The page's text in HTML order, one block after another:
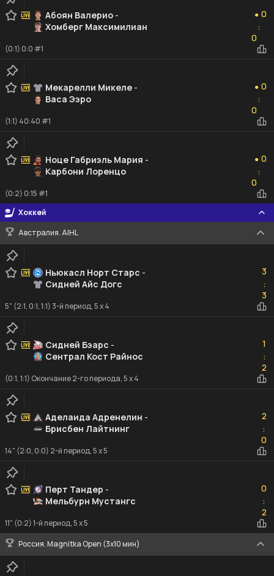
Абоян Валерио -
Хомберг Максимилиан
● 0
:
0
(0:1) 0:0 #1
Мекарелли Микеле -
Васа Ээро
● 0
:
0
(1:1) 40:40 #1
Ноце Габриэль Мария -
Карбони Лоренцо
● 0
:
0
(0:2) 0:15 #1
Хоккей
Австралия. AIHL
Ньюкасл Норт Старс -
Сидней Айс Догс
3
:3
3
5" (2:1, 0:1, 1:1) 3-й период, 5 x 4
Сидней Бэарс -
Сентрал Кост Райнос
1
:2
2
(0:1, 1:1) Окончание 2-го периода, 5 x 4
Аделаида Адренелин -
Брисбен Лайтнинг
2
:0
0
14" (2:0, 0:0) 2-й период, 5 x 5
Перт Тандер -
Мельбурн Мустангс
0
:2
2
11" (0:2) 1-й период, 5 x 5
Россия. Magnitka Open (3х10 мин)